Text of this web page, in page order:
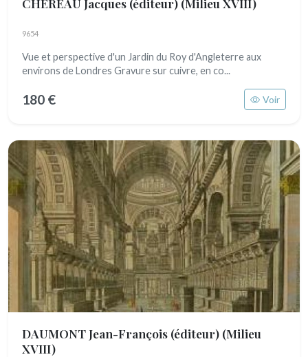
9654
Vue et perspective d'un Jardin du Roy d'Angleterre aux
environs de Londres Gravure sur cuivre, en co...
180 € Voir
DAUMONT Jean-François (éditeur) (Milieu
XVIII)